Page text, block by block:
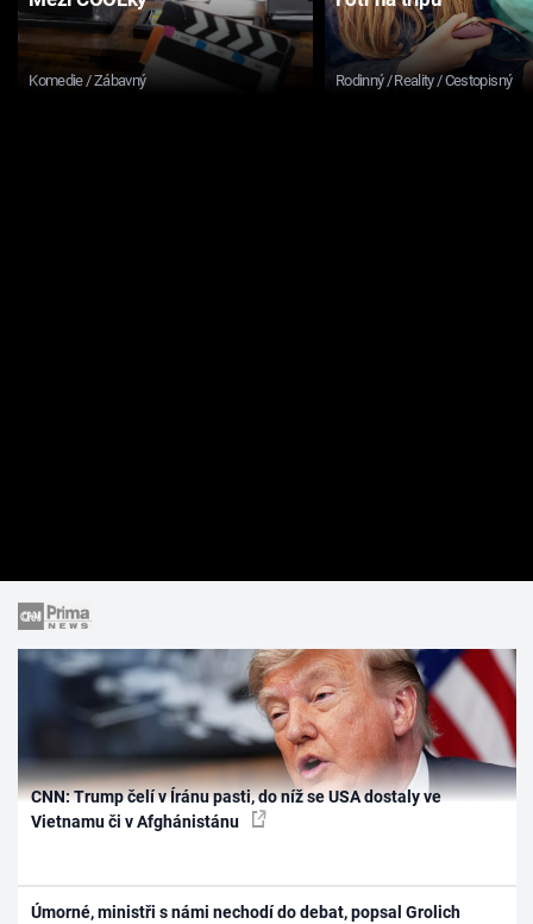
Komedie / Zábavný Rodinný / Reality / Cestopisný
CNN: Trump čelí v Íránu pasti, do níž se USA dostaly ve
Vietnamu či v Afghánistánu
Úmorné, ministři s námi nechodí do debat, popsal Grolich